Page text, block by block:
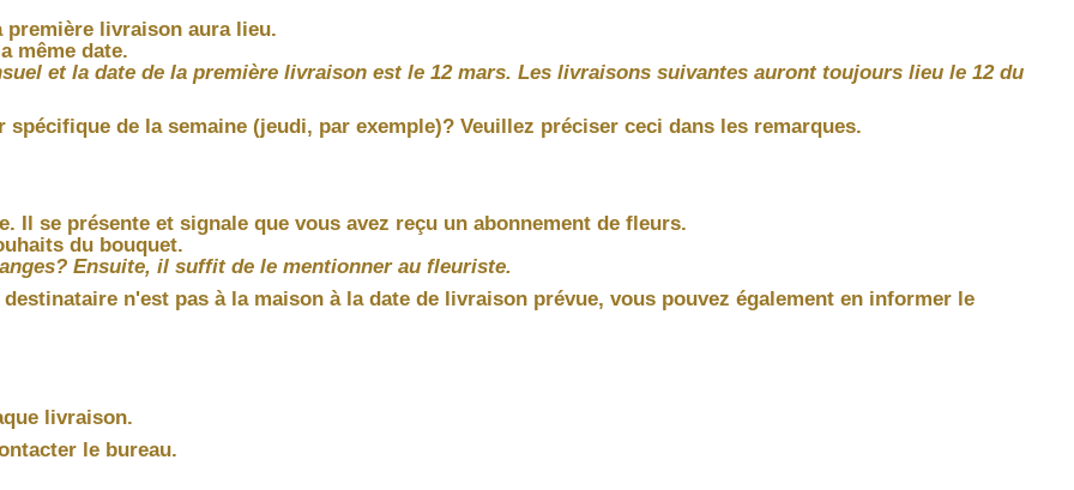
première livraison aura lieu.
même date.
et la date de la première livraison est le 12 mars. Les livraisons suivantes auront toujours lieu le 12 du
de la semaine (jeudi, par exemple)? Veuillez préciser ceci dans les remarques.
Il se présente et signale que vous avez reçu un abonnement de fleurs.
du bouquet.
Ensuite, il suffit de le mentionner au fleuriste.
n'est pas à la maison à la date de livraison prévue, vous pouvez également en informer le
livraison.
le bureau.